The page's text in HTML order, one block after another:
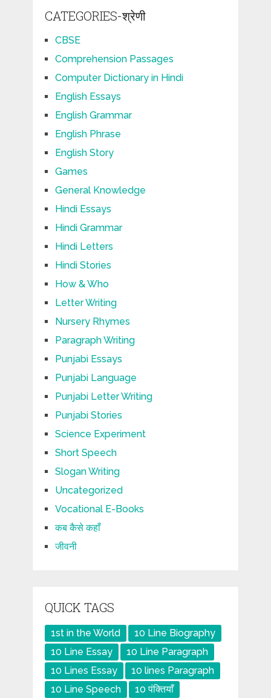
CATEGORIES-श्रेणी
CBSE
Comprehension Passages
Computer Dictionary in Hindi
English Essays
English Grammar
English Phrase
English Story
Games
General Knowledge
Hindi Essays
Hindi Grammar
Hindi Letters
Hindi Stories
How & Who
Letter Writing
Nursery Rhymes
Paragraph Writing
Punjabi Essays
Punjabi Language
Punjabi Letter Writing
Punjabi Stories
Science Experiment
Short Speech
Slogan Writing
Uncategorized
Vocational E-Books
कब कैसे कहाँ
जीवनी
QUICK TAGS
1st in the World
10 Line Biography
10 Line Essay
10 Line Paragraph
10 Lines Essay
10 lines Paragraph
10 Line Speech
10 पंक्तियाँ